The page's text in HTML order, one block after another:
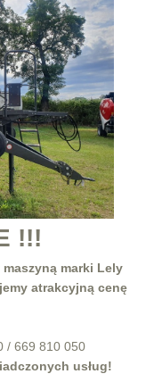
!!!
maszyną marki Lely
atrakcyjną cenę
/ 669 810 050
usług!